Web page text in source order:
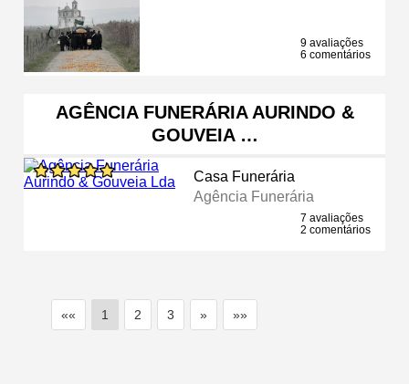
9 avaliações
6 comentários
AGÊNCIA FUNERÁRIA AURINDO &
GOUVEIA …
Casa Funerária
Agência Funerária
7 avaliações
2 comentários
«« 1 2 3 » »»